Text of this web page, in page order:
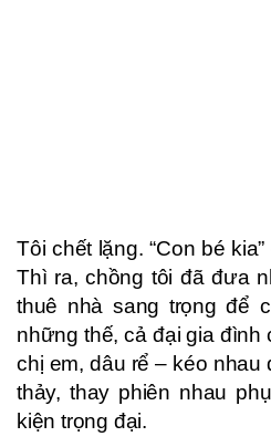
Tôi chết lặng. “Con bé
Thì ra, chồng tôi đã đưa
thuê nhà sang trọng để
những thế, cả đại gia đình
chị em, dâu rể – kéo
thảy, thay phiên nhau
kiện trọng đại.